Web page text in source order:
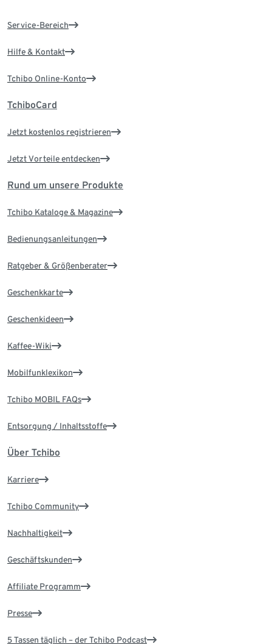
Service-Bereich
Hilfe & Kontakt
Tchibo Online-Konto
TchiboCard
Jetzt kostenlos registrieren
Jetzt Vorteile entdecken
Rund um unsere Produkte
Tchibo Kataloge & Magazine
Bedienungsanleitungen
Ratgeber & Größenberater
Geschenkkarte
Geschenkideen
Kaffee-Wiki
Mobilfunklexikon
Tchibo MOBIL FAQs
Entsorgung / Inhaltsstoffe
Über Tchibo
Karriere
Tchibo Community
Nachhaltigkeit
Geschäftskunden
Affiliate Programm
Presse
5 Tassen täglich – der Tchibo Podcast